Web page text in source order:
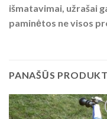
išmatavimai, užrašai
paminėtos ne visos
PANAŠŪS